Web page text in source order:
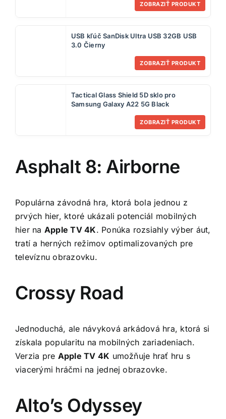
ZOBRAZIŤ PRODUKT
USB kľúč SanDisk Ultra USB 32GB USB
3.0 Čierny
ZOBRAZIŤ PRODUKT
Tactical Glass Shield 5D sklo pro
Samsung Galaxy A22 5G Black
ZOBRAZIŤ PRODUKT
Asphalt 8: Airborne
Populárna závodná hra, ktorá bola jednou z
prvých hier, ktoré ukázali potenciál mobilných
hier na Apple TV 4K. Ponúka rozsiahly výber áut,
tratí a herných režimov optimalizovaných pre
televíznu obrazovku.
Crossy Road
Jednoduchá, ale návyková arkádová hra, ktorá si
získala popularitu na mobilných zariadeniach.
Verzia pre Apple TV 4K umožňuje hrať hru s
viacerými hráčmi na jednej obrazovke.
Alto’s Odyssey